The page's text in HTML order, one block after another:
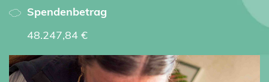
Spendenbetrag
48.247,84 €